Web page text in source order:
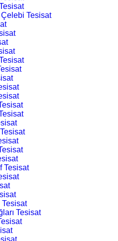
Tesisat
Tesisat
Tesisat
Tesisat